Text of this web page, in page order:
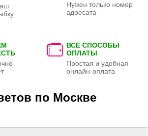
Нужен только номер
адресата
ВСЕ СПОСОБЫ
ОПЛАТЫ
Простая и удобная
онлайн-оплата
по Москве